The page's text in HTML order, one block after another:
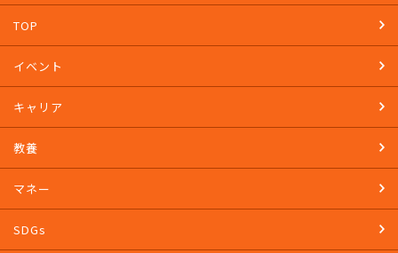
TOP
イベント
キャリア
教養
マネー
SDGs